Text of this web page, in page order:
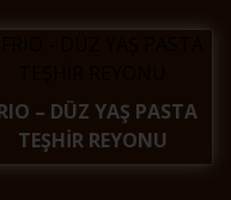
– DÜZ YAŞ PASTA
TEŞHİR REYONU